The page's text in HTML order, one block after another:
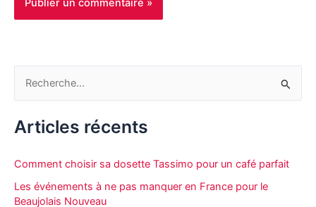
h
c
Articles récents
Comment choisir sa dosette Tassimo pour un café parfait
Les événements à ne pas manquer en France pour le
Beaujolais Nouveau